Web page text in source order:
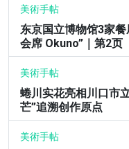
美術手帖
东京国立博物馆3家
会席 Okuno”｜第2页
美術手帖
蜷川实花亮相川口市
芒”追溯创作原点
美術手帖